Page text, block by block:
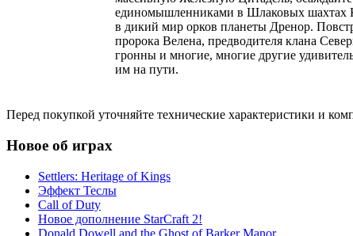
единомышленниками в Шлаковых шахтах
в дикий мир орков планеты Дренор.
пророка Велена, предводителя клана
гронны и многие, многие другие
им на пути.
Перед покупкой уточняйте технические характеристики и
Новое об играх
Settlers: Heritage of Kings
Эффект Теслы
Call of Duty
Новое дополнение StarCraft 2!
Donald Dowell and the Ghost of Barker Manor